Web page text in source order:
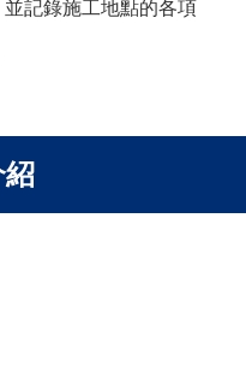
並記錄施工地點的各項
路材料數量計算優化
務系統及管道之規劃設
紹